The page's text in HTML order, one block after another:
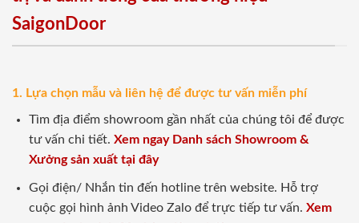
SaigonDoor
1. Lựa chọn mẫu và liên hệ để được tư vấn miễn phí
Tìm địa điểm showroom gần nhất của chúng tôi để được
tư vấn chi tiết. Xem ngay Danh sách Showroom &
Xưởng sản xuất tại đây
Gọi điện/ Nhắn tin đến hotline trên website. Hỗ trợ
cuộc gọi hình ảnh Video Zalo để trực tiếp tư vấn. Xem